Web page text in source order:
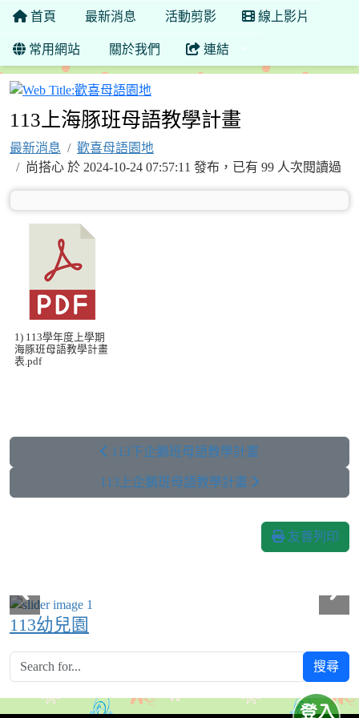
首頁 最新消息 活動剪影 線上影片
常用網站 關於我們 連結
113上海豚班母語教學計畫
最新消息
歡喜母語園地
尚搭心 於 2024-10-24 07:57:11 發布，已有 99 人次閱讀過
1) 113學年度上學期
海豚班母語教學計畫
表.pdf
113下企鵝班母語教學計畫
113上企鵝班母語教學計畫
友善列印
113幼兒園
搜尋